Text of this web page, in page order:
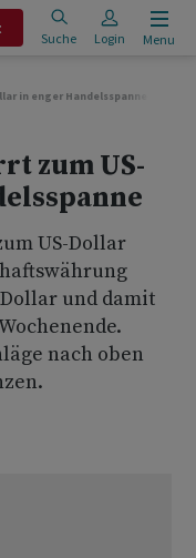
Suche Login Menu
in enger Handelsspanne
zum US-
US-Dollar
und damit
nach oben